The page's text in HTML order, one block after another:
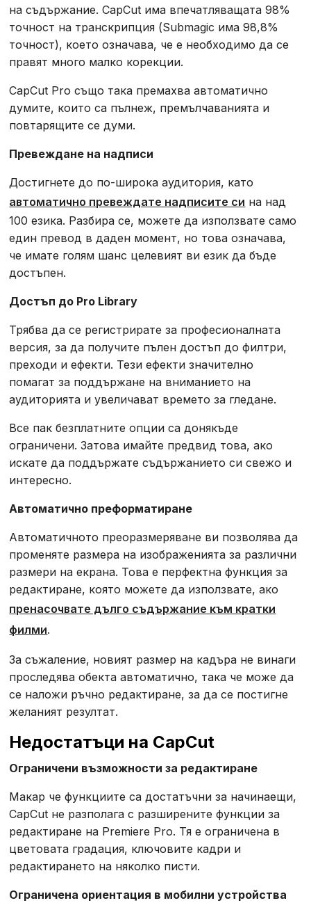
на съдържание. CapCut има впечатляващата 98%
точност на транскрипция (Submagic има 98,8%
точност), което означава, че е необходимо да се
правят много малко корекции.
CapCut Pro също така премахва автоматично
думите, които са пълнеж, премълчаванията и
повтарящите се думи.
Превеждане на надписи
Достигнете до по-широка аудитория, като
автоматично превеждате надписите си на над
100 езика. Разбира се, можете да използвате само
един превод в даден момент, но това означава,
че имате голям шанс целевият ви език да бъде
достъпен.
Достъп до Pro Library
Трябва да се регистрирате за професионалната
версия, за да получите пълен достъп до филтри,
преходи и ефекти. Тези ефекти значително
помагат за поддържане на вниманието на
аудиторията и увеличават времето за гледане.
Все пак безплатните опции са донякъде
ограничени. Затова имайте предвид това, ако
искате да поддържате съдържанието си свежо и
интересно.
Автоматично преформатиране
Автоматичното преоразмеряване ви позволява да
променяте размера на изображенията за различни
размери на екрана. Това е перфектна функция за
редактиране, която можете да използвате, ако
пренасочвате дълго съдържание към кратки
филми.
За съжаление, новият размер на кадъра не винаги
проследява обекта автоматично, така че може да
се наложи ръчно редактиране, за да се постигне
желаният резултат.
Недостатъци на CapCut
Ограничени възможности за редактиране
Макар че функциите са достатъчни за начинаещи,
CapCut не разполага с разширените функции за
редактиране на Premiere Pro. Тя е ограничена в
цветовата градация, ключовите кадри и
редактирането на няколко писти.
Ограничена ориентация в мобилни устройства